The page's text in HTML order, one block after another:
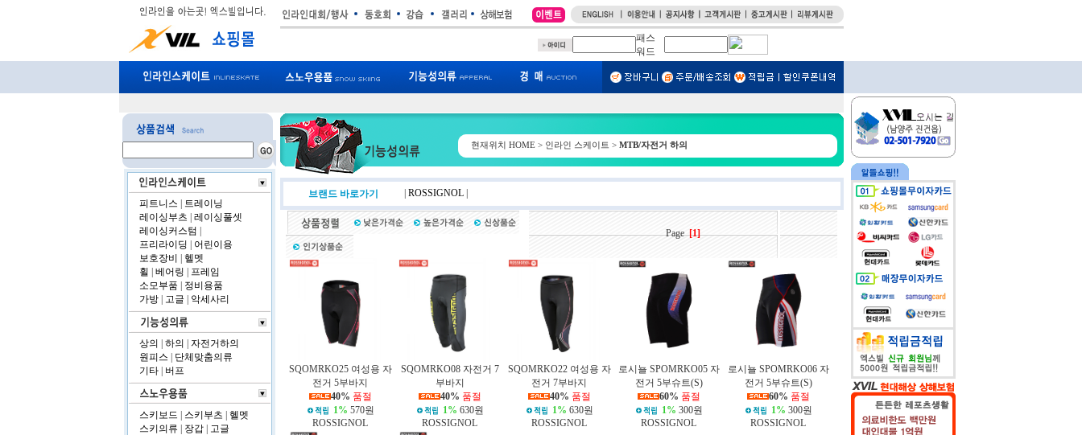
패스
워드
피트니스
트레이닝
레이싱부츠
레이싱풀셋
레이싱커스텀
프리라이딩
어린이용
보호장비
헬멧
휠
베어링
프레임
소모부품
정비용품
가방| 고글 악세사리
상의 하의
자전거하의
원피스
단체맞춤의류
기타| 버프
스키보드 스키부츠
헬멧
스키의류
장갑|
고글
현재위치 HOME> 인라인 스케이트 > MTB/자전거 하의
브랜드 바로가기 ROSSIGNOL|
Page [1]
SQOMRKO25 여성용 자
전거 5부바지
40% 품절
1% 570원
ROSSIGNOL
SQOMRKO08 자전거 7
부바지
40% 품절
1% 630원
ROSSIGNOL
SQOMRKO22 여성용 자
전거 7부바지
40% 품절
1% 630원
ROSSIGNOL
로시뇰 SPOMRKO05 자
전거 5부슈트(S)
60% 품절
1% 300원
ROSSIGNOL
로시뇰 SPOMRKO06 자
전거 5부슈트(S)
60% 품절
1% 300원
ROSSIGNOL